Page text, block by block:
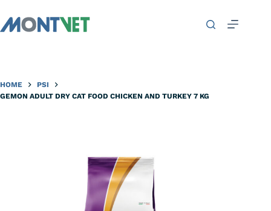
HOME
PSI
GEMON ADULT DRY CAT FOOD CHICKEN AND TURKEY 7 KG